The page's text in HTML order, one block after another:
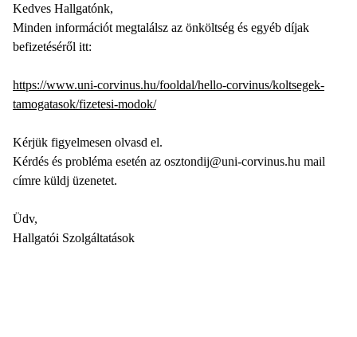
Kedves Hallgatónk,
Minden információt megtalálsz az önköltség és egyéb díjak
befizetéséről itt:
https://www.uni-corvinus.hu/fooldal/hello-corvinus/koltsegek-
tamogatasok/fizetesi-modok/
Kérjük figyelmesen olvasd el.
Kérdés és probléma esetén az osztondij@uni-corvinus.hu mail
címre küldj üzenetet.
Üdv,
Hallgatói Szolgáltatások